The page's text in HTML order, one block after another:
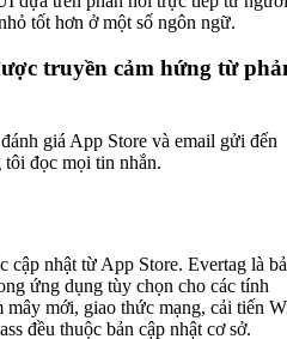
tốt hơn ở một số ngôn ngữ.
truyền cảm hứng từ
giá App Store và email gửi đến
tôi đọc mọi tin nhắn.
cập nhật từ App Store. Evertag là
ứng dụng tùy chọn cho các tính
mây mới, giao thức mạng, cải tiến
đều thuộc bản cập nhật cơ sở.